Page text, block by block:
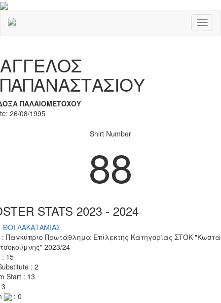
ΑΓΓΕΛΟΣ
ΠΑΠΑΝΑΣΤΑΣΙΟΥ
ΠΑΛΑΙΟΜΕΤΟΧΟΥ
26/08/1995
Shirt Number
88
STATS 2023 - 2024
ΘΟΙ ΛΑΚΑΤΑΜΙΑΣ
: Παγκύπριο Πρωτάθλημα Επίλεκτης Κατηγορίας ΣΤΟΚ
2023/24
: 15
: 2
Start : 13
: 0